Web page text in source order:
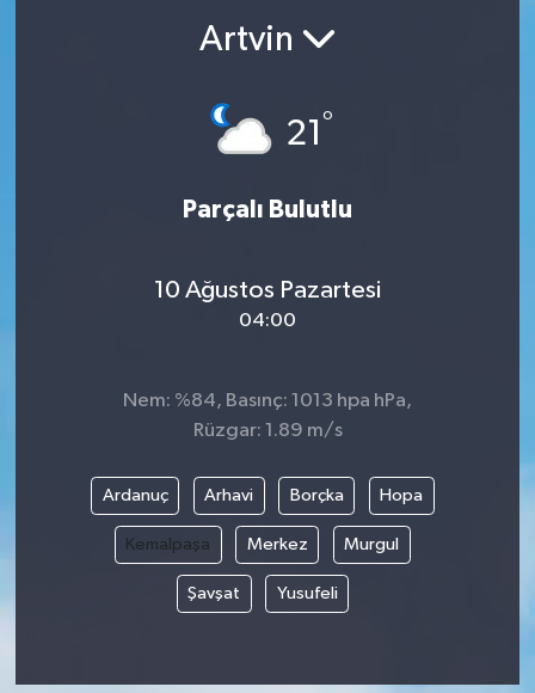
Artvin
21 °
Parçalı Bulutlu
10 Ağustos Pazartesi
04:00
Nem: %84, Basınç: 1013 hpa hPa,
Rüzgar: 1.89 m/s
Ardanuç Arhavi Borçka Hopa
Kemalpaşa Merkez Murgul
Şavşat Yusufeli